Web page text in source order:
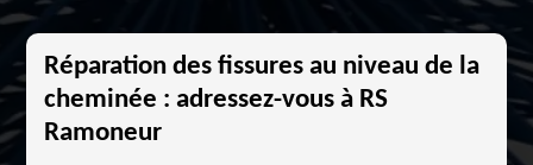
Réparation des fissures au niveau de la
cheminée : adressez-vous à RS
Ramoneur